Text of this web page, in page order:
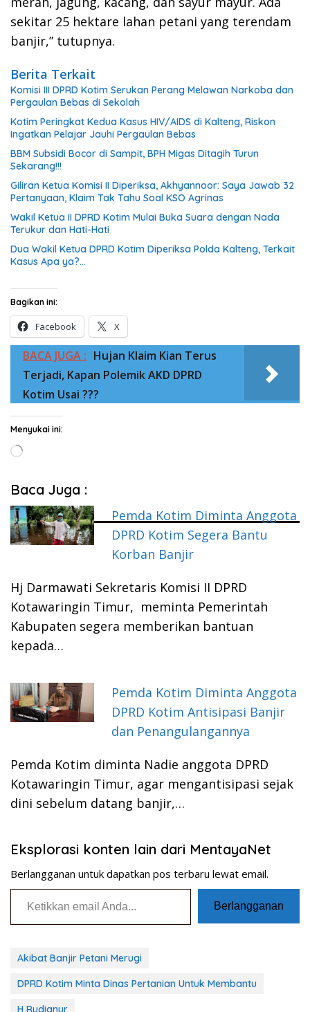
sekitar 25 hektare lahan petani yang terendam
banjir,” tutupnya.
Berita Terkait
Komisi III DPRD Kotim Serukan Perang Melawan Narkoba dan
Pergaulan Bebas di Sekolah
Kotim Peringkat Kedua Kasus HIV/AIDS di Kalteng, Riskon
Ingatkan Pelajar Jauhi Pergaulan Bebas
BBM Subsidi Bocor di Sampit, BPH Migas Ditagih Turun
Sekarang!!!
Giliran Ketua Komisi II Diperiksa, Akhyannoor: Saya Jawab 32
Pertanyaan, Klaim Tak Tahu Soal KSO Agrinas
Wakil Ketua II DPRD Kotim Mulai Buka Suara dengan Nada
Terukur dan Hati-Hati
Dua Wakil Ketua DPRD Kotim Diperiksa Polda Kalteng, Terkait
Kasus Apa ya?…
Bagikan ini:
Facebook X
BACA JUGA : Hujan Klaim Kian Terus
Terjadi, Kapan Polemik AKD DPRD
Kotim Usai ???
Menyukai ini:
Memuat...
Baca Juga :
Pemda Kotim Diminta Anggota
DPRD Kotim Segera Bantu
Korban Banjir
Hj Darmawati Sekretaris Komisi II DPRD
Kotawaringin Timur, meminta Pemerintah
Kabupaten segera memberikan bantuan
kepada…
Pemda Kotim Diminta Anggota
DPRD Kotim Antisipasi Banjir
dan Penangulangannya
Pemda Kotim diminta Nadie anggota DPRD
Kotawaringin Timur, agar mengantisipasi sejak
dini sebelum datang banjir,…
Eksplorasi konten lain dari MentayaNet
Berlangganan untuk dapatkan pos terbaru lewat email.
Ketikkan email Anda...
Berlangganan
Akibat Banjir Petani Merugi
DPRD Kotim Minta Dinas Pertanian Untuk Membantu
H Rudianur